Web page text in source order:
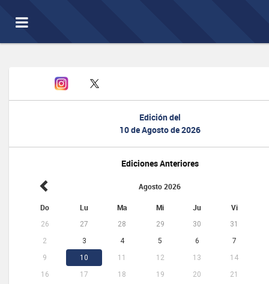
Toggle
navigation
Edición del
10 de Agosto de 2026
Ediciones Anteriores
Agosto 2026
Do Lu Ma Mi Ju Vi
26 27 28 29 30
31
2
3 4 5 6
7
9
10 11 12 13
14
16
17 18 19 20
21